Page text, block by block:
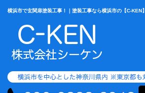
横浜市で玄関扉塗装工事！｜塗装工事なら横浜市の【C-KEN】